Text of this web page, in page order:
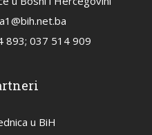
893; 037 514 909
u BiH